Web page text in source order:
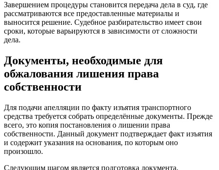
Завершением процедуры становится передача дела в суд, где
рассматриваются все предоставленные материалы и
выносится решение. Судебное разбирательство имеет свои
сроки, которые варьируются в зависимости от сложности
дела.
Документы, необходимые для
обжалования лишения права
собственности
Для подачи апелляции по факту изъятия транспортного
средства требуется собрать определённые документы. Прежде
всего, это копия постановления о лишении права
собственности. Данный документ подтверждает факт изъятия
и содержит указания на основания, по которым оно
произошло.
Следующим шагом является подготовка документа,